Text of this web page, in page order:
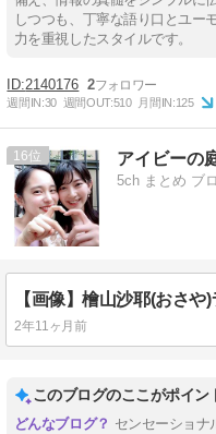
しつつも、丁寧な語り口とユー
力を重視したスタイルです。
2140176 2
週間IN:30 週間OUT:510 月間IN:125
16 アイビーの
5ch まとめ ブ
2年11ヶ月前
このブログのここがポイン
センセーショナ